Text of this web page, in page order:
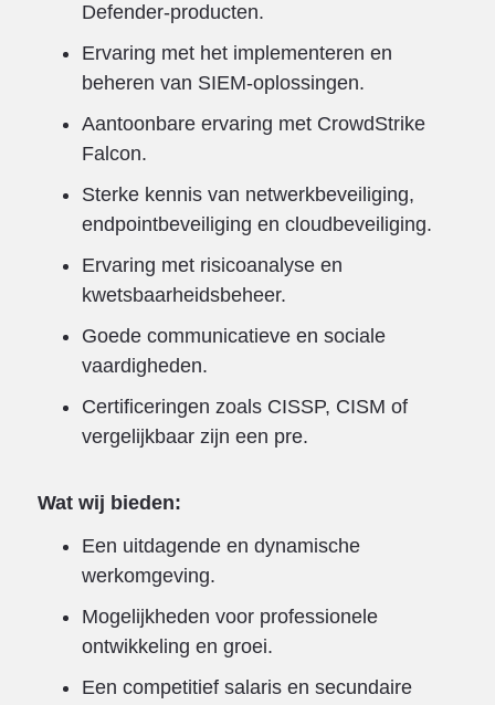
Defender-producten.
Ervaring met het implementeren en
beheren van SIEM-oplossingen.
Aantoonbare ervaring met CrowdStrike
Falcon.
Sterke kennis van netwerkbeveiliging,
endpointbeveiliging en cloudbeveiliging.
Ervaring met risicoanalyse en
kwetsbaarheidsbeheer.
Goede communicatieve en sociale
vaardigheden.
Certificeringen zoals CISSP, CISM of
vergelijkbaar zijn een pre.
Wat wij bieden:
Een uitdagende en dynamische
werkomgeving.
Mogelijkheden voor professionele
ontwikkeling en groei.
Een competitief salaris en secundaire